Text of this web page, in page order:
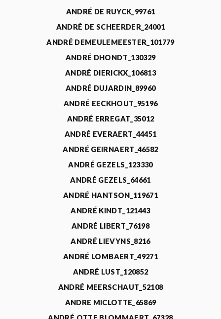
ANDRÉ DE RUYCK_99761
ANDRÉ DE SCHEERDER_24001
ANDRÉ DEMEULEMEESTER_101779
ANDRÉ DHONDT_130329
ANDRÉ DIERICKX_106813
ANDRÉ DUJARDIN_89960
ANDRÉ EECKHOUT_95196
ANDRÉ ERREGAT_35012
ANDRÉ EVERAERT_44451
ANDRÉ GEIRNAERT_46582
ANDRÉ GEZELS_123330
ANDRÉ GEZELS_64661
ANDRÉ HANTSON_119671
ANDRÉ KINDT_121443
ANDRÉ LIBERT_76198
ANDRÉ LIEVYNS_8216
ANDRÉ LOMBAERT_49271
ANDRÉ LUST_120852
ANDRÉ MEERSCHAUT_52108
ANDRE MICLOTTE_65869